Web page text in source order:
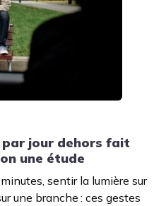
jour dehors fait
une étude
sentir la lumière sur
une branche : ces gestes